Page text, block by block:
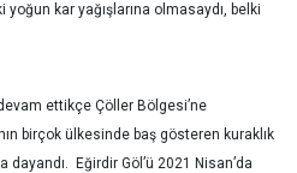
kar yağışlarına olmasaydı, belki
ettikçe Çöller Bölgesi’ne
birçok ülkesinde baş gösteren kuraklık
dayandı. Eğirdir Göl’ü 2021 Nisan’da